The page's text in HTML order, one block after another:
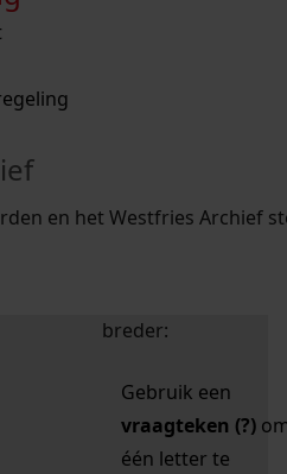
een aantal zoektips.
een aantal zoektips.
en het Westfries Archief
uw zoekopdracht te
breder:
Gebruik een
vraagteken (?)
één letter te